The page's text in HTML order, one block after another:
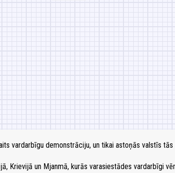
vardarbīgu demonstrāciju, un tikai astoņās valstīs tās
Krievijā un Mjanmā, kurās varasiestādes vardarbīgi